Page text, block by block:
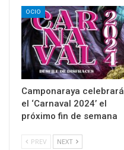
OCIO
Camponaraya celebrará
el ‘Carnaval 2024’ el
próximo fin de semana
PREV NEXT